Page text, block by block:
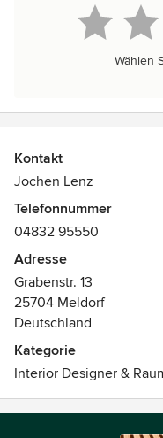
Wählen
Kontakt
Jochen Lenz
Telefonnummer
04832 95550
Adresse
Grabenstr. 13
25704 Meldorf
Deutschland
Kategorie
Interior Designer &